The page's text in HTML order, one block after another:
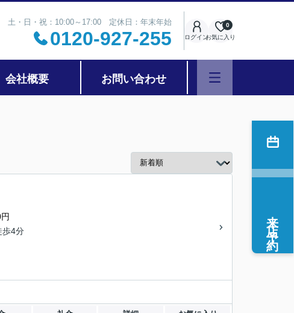
土・日・祝：10:00～17:00 定休日：年末年始
0120-927-255 ログインお気に入り
0
会社概要 お問い合わせ
歩4分 来店予約